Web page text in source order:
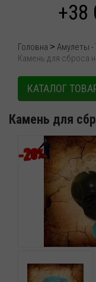
+38
Головна
Амулеты -
Камень для сброса
КАТАЛОГ
Камень для